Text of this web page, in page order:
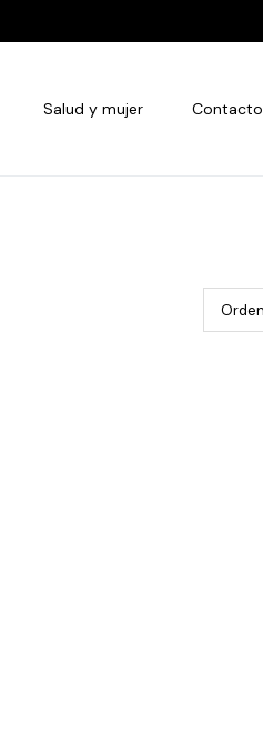
Salud y mujer Contacto